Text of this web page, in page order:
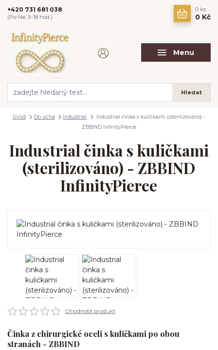
Menu
Hledat
+420 731 681 038
(Po-Ne, 9-18 hod.)
0 ks
0 Kč
Úvod Do ucha Industrial
Industrial činka s kuličkami (sterilizováno) -
ZBBIND InfinityPierce
Industrial činka s kuličkami
(sterilizováno) - ZBBIND
InfinityPierce
Ohodnotit produkt
Činka z chirurgické oceli s kuličkami po obou
stranách - ZBBIND